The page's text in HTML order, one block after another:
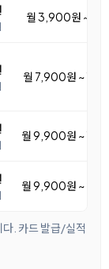
월 3,900원 ~
월 7,900원 ~
월 9,900원 ~
월 9,900원 ~
. 카드 발급/실적